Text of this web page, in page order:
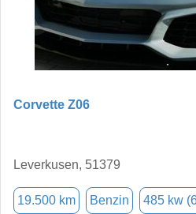
Corvette Z06
Leverkusen, 51379
19.500 km Benzin 485 kw